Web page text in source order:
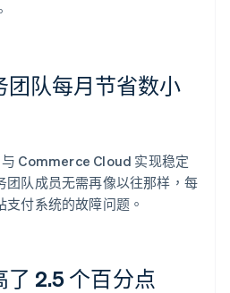
团队每月节省数小
Commerce Cloud 实现稳定
团队成员无需再像以往那样，每
付系统的故障问题。
2.5 个百分点